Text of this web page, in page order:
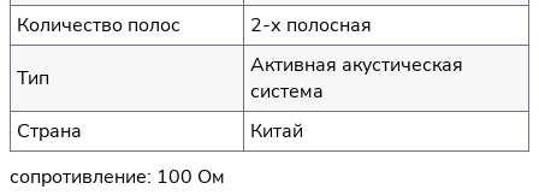
Количество полос
2-х полосная
Тип
Активная акустическая
система
Страна
Китай
сопротивление: 100 Ом